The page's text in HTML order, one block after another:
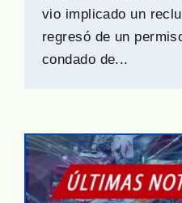
vio implicado un
regresó de un
condado de...